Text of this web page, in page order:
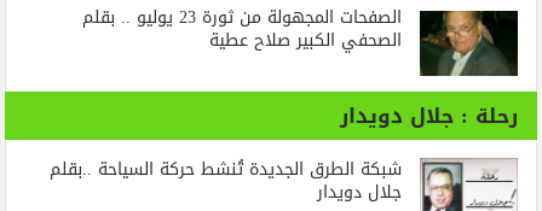
الصفحات المجهولة من ثورة 23 يوليو .. بقلم
الصحفي الكبير صلاح عطية
رحلة : جلال دويدار
شبكة الطرق الجديدة تُنشط حركة السياحة ..بقلم
جلال دويدار